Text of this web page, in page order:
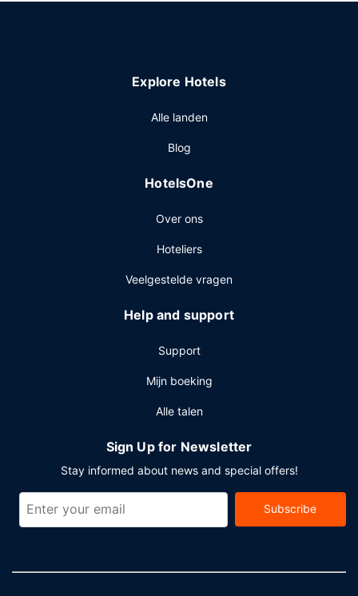
Overige voorzieningen
Enkele van de voorzieningen zijn een bagageopslagruimte
Explore Hotels
Alle landen
Blog
HotelsOne
Over ons
Hoteliers
Veelgestelde vragen
Help and support
Support
Mijn boeking
Alle talen
Sign Up for Newsletter
Stay informed about news and special offers!
Subscribe